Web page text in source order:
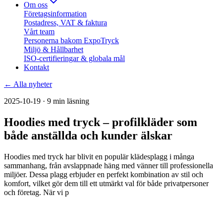
Om oss
Företagsinformation
Postadress, VAT & faktura
Vårt team
Personerna bakom ExpoTryck
Miljö & Hållbarhet
ISO-certifieringar & globala mål
Kontakt
← Alla nyheter
2025-10-19 · 9 min läsning
Hoodies med tryck – profilkläder som
både anställda och kunder älskar
Hoodies med tryck har blivit en populär klädesplagg i många
sammanhang, från avslappnade häng med vänner till professionella
miljöer. Dessa plagg erbjuder en perfekt kombination av stil och
komfort, vilket gör dem till ett utmärkt val för både privatpersoner
och företag. När vi p